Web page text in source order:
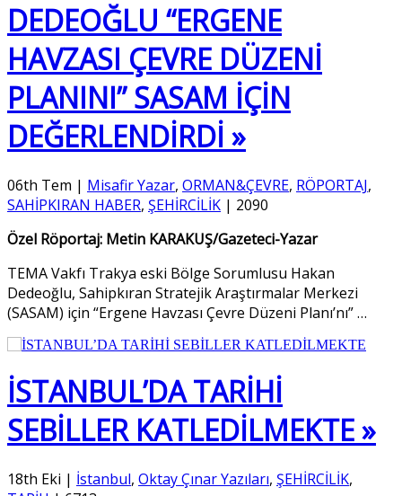
DEDEOĞLU “ERGENE
HAVZASI ÇEVRE DÜZENİ
PLANINI” SASAM İÇİN
DEĞERLENDİRDİ »
06th Tem | Misafir Yazar, ORMAN&ÇEVRE, RÖPORTAJ,
SAHİPKIRAN HABER, ŞEHİRCİLİK | 2090
Özel Röportaj: Metin KARAKUŞ/Gazeteci-Yazar
TEMA Vakfı Trakya eski Bölge Sorumlusu Hakan
Dedeoğlu, Sahipkıran Stratejik Araştırmalar Merkezi
(SASAM) için “Ergene Havzası Çevre Düzeni Planı’nı”…
İSTANBUL’DA TARİHİ
SEBİLLER KATLEDİLMEKTE »
18th Eki | İstanbul, Oktay Çınar Yazıları, ŞEHİRCİLİK,